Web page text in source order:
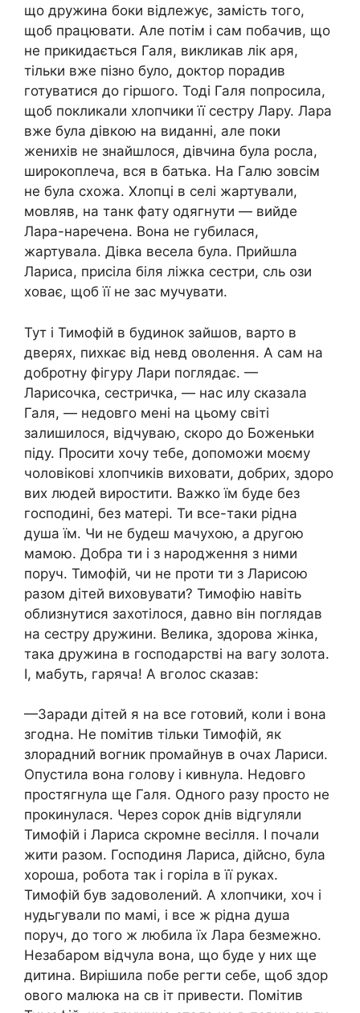
що дружина боки відлежує, замість того,
щоб працювати. Але потім і сам побачив, що
не прикидається Галя, викликав лік аря,
тільки вже пізно було, доктор порадив
готуватися до гіршого. Тоді Галя попросила,
щоб покликали хлопчики її сестру Лару. Лара
вже була дівкою на виданні, але поки
женихів не знайшлося, дівчина була росла,
широкоплеча, вся в батька. На Галю зовсім
не була схожа. Хлопці в селі жартували,
мовляв, на танк фату одягнути — вийде
Лара-наречена. Вона не губилася,
жартувала. Дівка весела була. Прийшла
Лариса, присіла біля ліжка сестри, сль ози
ховає, щоб її не зас мучувати.
Тут і Тимофій в будинок зайшов, варто в
дверях, пихкає від невд оволення. А сам на
добротну фігуру Лари поглядає. —
Ларисочка, сестричка, — нас илу сказала
Галя, — недовго мені на цьому світі
залишилося, відчуваю, скоро до Боженьки
піду. Просити хочу тебе, допоможи моєму
чоловікові хлопчиків виховати, добрих, здоро
вих людей виростити. Важко їм буде без
господині, без матері. Ти все-таки рідна
душа їм. Чи не будеш мачухою, а другою
мамою. Добра ти і з народження з ними
поруч. Тимофій, чи не проти ти з Ларисою
разом дітей виховувати? Тимофію навіть
облизнутися захотілося, давно він поглядав
на сестру дружини. Велика, здорова жінка,
така дружина в господарстві на вагу золота.
І, мабуть, гаряча! А вголос сказав:
—Заради дітей я на все готовий, коли і вона
згодна. Не помітив тільки Тимофій, як
злорадний вогник промайнув в очах Лариси.
Опустила вона голову і кивнула. Недовго
простягнула ще Галя. Одного разу просто не
прокинулася. Через сорок днів відгуляли
Тимофій і Лариса скромне весілля. І почали
жити разом. Господиня Лариса, дійсно, була
хороша, робота так і горіла в її руках.
Тимофій був задоволений. А хлопчики, хоч і
нудьгували по мамі, і все ж рідна душа
поруч, до того ж любила їх Лара безмежно.
Незабаром відчула вона, що буде у них ще
дитина. Вирішила побе регти себе, щоб здор
ового малюка на св іт привести. Помітив